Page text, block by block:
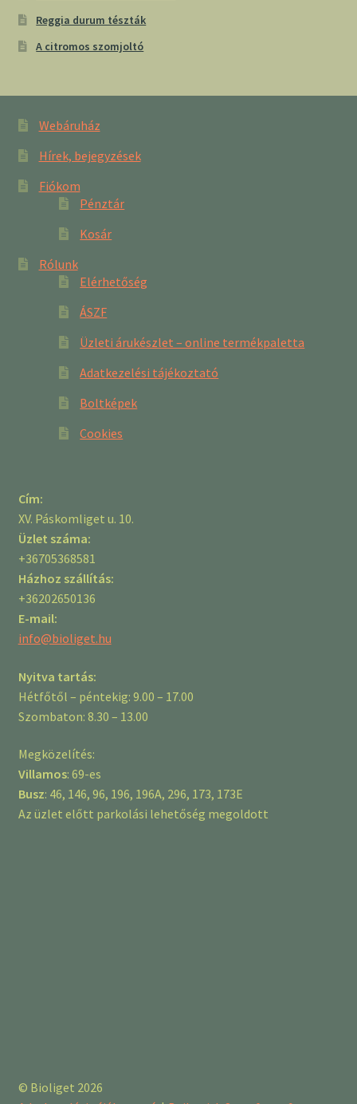
Reggia durum tészták
A citromos szomjoltó
Webáruház
Hírek, bejegyzések
Fiókom
Pénztár
Kosár
Rólunk
Elérhetőség
ÁSZF
Üzleti árukészlet – online termékpaletta
Adatkezelési tájékoztató
Boltképek
Cookies
Cím:
XV. Páskomliget u. 10.
Üzlet száma:
+36705368581
Házhoz szállítás:
+36202650136
E-mail:
info@bioliget.hu
Nyitva tartás:
Hétfőtől – péntekig: 9.00 – 17.00
Szombaton: 8.30 – 13.00
Megközelítés:
Villamos: 69-es
Busz: 46, 146, 96, 196, 196A, 296, 173, 173E
Az üzlet előtt parkolási lehetőség megoldott
© Bioliget 2026